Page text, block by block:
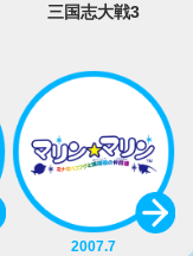
三国志大戦3
2007.7